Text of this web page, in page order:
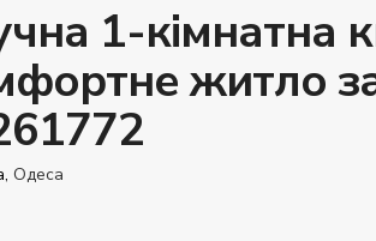
1-кімнатна
житло
Одеса